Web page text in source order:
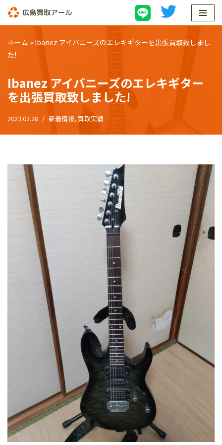
コ
ン
テ
ツ
へ
ス
ホーム » Ibanez アイバニーズのエレキギターを出張買取致しまし
た!
Ibanez アイバニーズのエレキギター
を出張買取致しました!
2023.02.28 新着情報, 買取実績